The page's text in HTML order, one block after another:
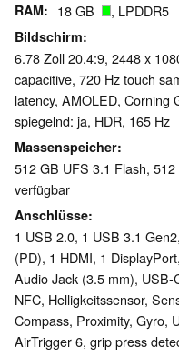
RAM 18 GB , LPDDR5
Bildschirm
6.78 Zoll 20.4:9, 2448 x
capacitive, 720 Hz touch
latency, AMOLED, Corning
spiegelnd: ja, HDR, 165 Hz
Massenspeicher
512 GB UFS 3.1 Flash, 512
verfügbar
Anschlüsse
1 USB 2.0, 1 USB 3.1
(PD), 1 HDMI, 1
Audio Jack (3.5 mm), USB-
NFC, Helligkeitssensor,
Compass, Proximity, Gyro,
AirTrigger 6, grip press